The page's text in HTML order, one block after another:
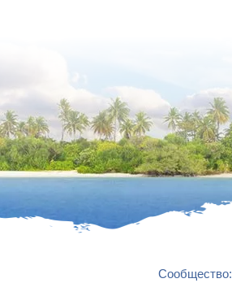
Сообщество: